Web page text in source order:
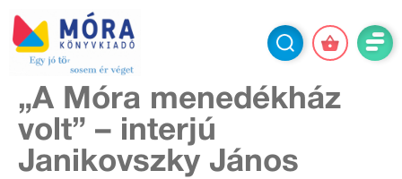
„A Móra menedékház
volt” – interjú
Janikovszky János